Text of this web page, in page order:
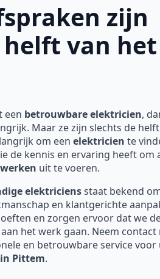
zijn
helft van het
een betrouwbare elektricien,
Maar ze zijn slechts de
om een elektricien te
de kennis en ervaring heeft om
uit te voeren.
elektriciensstaat bekend
en klantgerichte
en zorgen ervoor dat we
het werk gaan. Neem contact
en betrouwbare service voor
Pittem.